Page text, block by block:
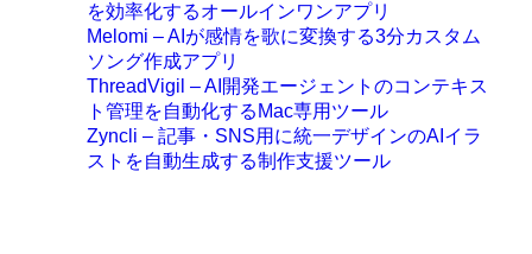
を効率化するオールインワンアプリ
Melomi – AIが感情を歌に変換する3分カスタム
ソング作成アプリ
ThreadVigil – AI開発エージェントのコンテキス
ト管理を自動化するMac専用ツール
Zyncli – 記事・SNS用に統一デザインのAIイラ
ストを自動生成する制作支援ツール